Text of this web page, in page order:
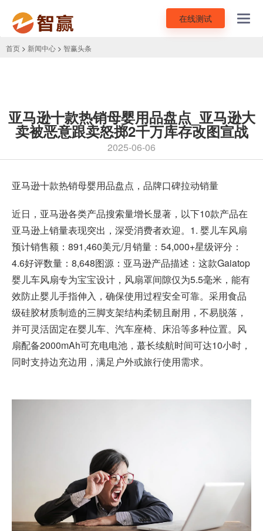
在线测试
首页 > 新闻中心 > 智赢头条
亚马逊十款热销母婴用品盘点_亚马逊大
卖被恶意跟卖怒掷2千万库存改图宣战
2025-06-06
亚马逊十款热销母婴用品盘点，品牌口碑拉动销量
近日，亚马逊各类产品搜索量增长显著，以下10款产品在
亚马逊上销量表现突出，深受消费者欢迎。1. 婴儿车风扇
预计销售额：891,460美元/月销量：54,000+星级评分：
4.6好评数量：8,648图源：亚马逊产品描述：这款Gaiatop
婴儿车风扇专为宝宝设计，风扇罩间隙仅为5.5毫米，能有
效防止婴儿手指伸入，确保使用过程安全可靠。采用食品
级硅胶材质制造的三脚支架结构柔韧且耐用，不易脱落，
并可灵活固定在婴儿车、汽车座椅、床沿等多种位置。风
扇配备2000mAh可充电电池，蕞长续航时间可达10小时，
同时支持边充边用，满足户外或旅行使用需求。